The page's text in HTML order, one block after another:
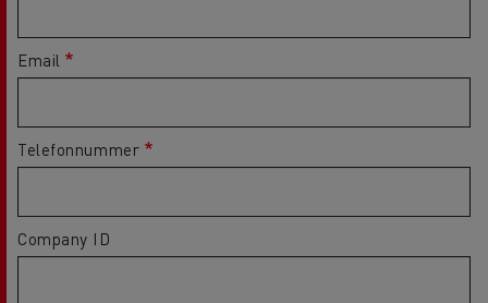
Email
Telefonnummer
Company ID